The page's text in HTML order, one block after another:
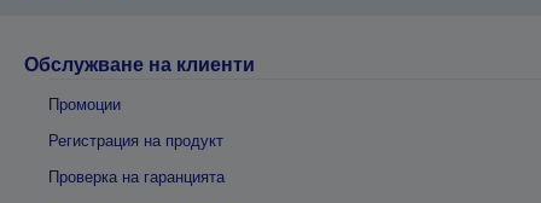
Обслужване на клиенти
Промоции
Регистрация на продукт
Проверка на гаранцията